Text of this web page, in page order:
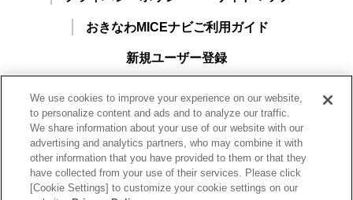
おきなわMICEナビご利用ガイド
新規ユーザー登録
一般財団法人沖縄観光コンベンションビューロー
We use cookies to improve your experience on our website,
to personalize content and ads and to analyze our traffic.
We share information about your use of our website with our
advertising and analytics partners, who may combine it with
other information that you have provided to them or that they
have collected from your use of their services. Please click
[Cookie Settings] to customize your cookie settings on our